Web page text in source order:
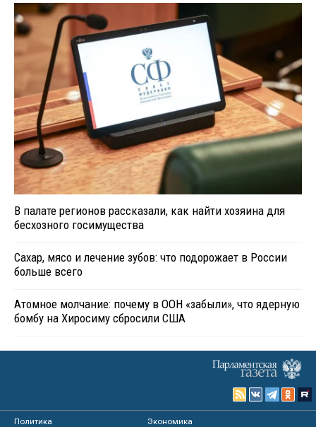
В палате регионов рассказали, как найти хозяина для
бесхозного госимущества
Сахар, мясо и лечение зубов: что подорожает в России
больше всего
Атомное молчание: почему в ООН «забыли», что ядерную
бомбу на Хиросиму сбросили США
Политика
Экономика